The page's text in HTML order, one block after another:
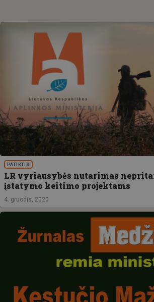
PATIRTIS
LR vyriausybės nutarimas
įstatymo keitimo projektams
4. gruodis, 2020